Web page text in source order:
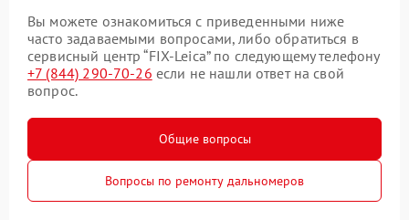
Вы можете ознакомиться с приведенными ниже
часто задаваемыми вопросами, либо обратиться в
сервисный центр “FIX-Leica” по следующему телефону
+7 (844) 290-70-26 если не нашли ответ на свой
вопрос.
Общие вопросы
Вопросы по ремонту дальномеров